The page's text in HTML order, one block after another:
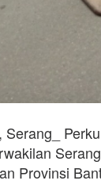
Serang_
Provinsi